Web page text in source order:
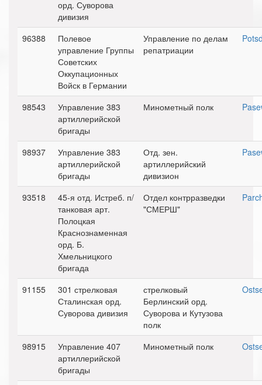
орд. Суворова
дивизия
96388
Полевое
управление Группы
Советских
Оккупационных
Войск в Германии
Управление по делам
репатриации
98543
Управление 383
артиллерийской
бригады
Минометный полк
98937
Управление 383
артиллерийской
бригады
Отд. зен.
артиллерийский
дивизион
93518
45-я отд. Истреб. п/
танковая арт.
Полоцкая
Краснознаменная
орд. Б.
Хмельницкого
бригада
Отдел контрразведки
"СМЕРШ"
91155
301 стрелковая
Сталинская орд.
Суворова дивизия
стрелковый
Берлинский орд.
Суворова и Кутузова
полк
98915
Управление 407
артиллерийской
бригады
Минометный полк